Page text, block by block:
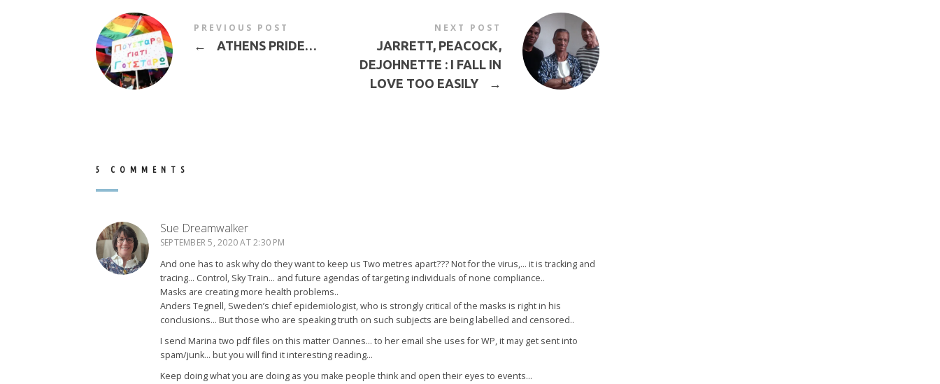
PREVIOUS POST
← ATHENS PRIDE…
NEXT POST
JARRETT, PEACOCK,
DEJOHNETTE : I FALL IN
LOVE TOO EASILY
→
5 COMMENTS
Sue Dreamwalker
SEPTEMBER 5, 2020 AT 2:30 PM
And one has to ask why do they want to keep us Two metres apart??? Not for the virus,… it is tracking and
tracing… Control, Sky Train… and future agendas of targeting individuals of none compliance..
Masks are creating more health problems..
Anders Tegnell, Sweden’s chief epidemiologist, who is strongly critical of the masks is right in his
conclusions… But those who are speaking truth on such subjects are being labelled and censored..
I send Marina two pdf files on this matter Oannes… to her email she uses for WP, it may get sent into
spam/junk… but you will find it interesting reading…
Keep doing what you are doing as you make people think and open their eyes to events…